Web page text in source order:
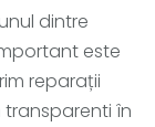
dintre
este
reparații
transparenti în